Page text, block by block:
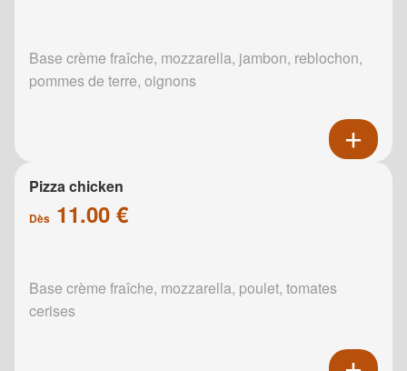
Base crème fraîche, mozzarella, jambon, reblochon,
pommes de terre, oignons
Pizza chicken
Dès 11.00 €
Base crème fraîche, mozzarella, poulet, tomates
cerises